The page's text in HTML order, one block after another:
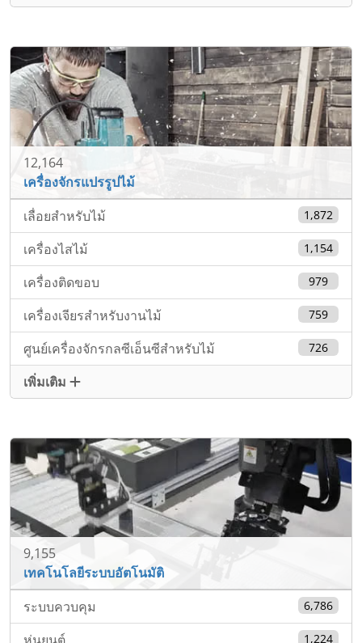
12,164
เครื่องจักรแปรรูปไม้
เลื่อยสำหรับไม้
1,872
เครื่องไสไม้ 1,154
เครื่องติดขอบ 979
เครื่องเจียรสำหรับงานไม้ 759
ศูนย์เครื่องจักรกลซีเอ็นซีสำหรับไม้ 726
เพิ่มเติม
9,155
เทคโนโลยีระบบอัตโนมัติ
ระบบควบคุม
6,786
1,224